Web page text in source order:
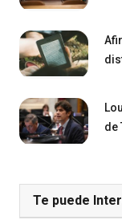
de
Te puede